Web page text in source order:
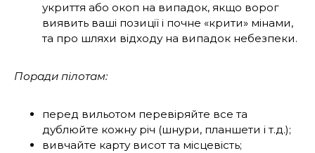
укриття або окоп на випадок, якщо ворог
виявить ваші позиції і почне «крити» мінами,
та про шляхи відходу на випадок небезпеки.
Поради пілотам:
перед вильотом перевіряйте все та
дублюйте кожну річ (шнури, планшети і т.д.);
вивчайте карту висот та місцевість;